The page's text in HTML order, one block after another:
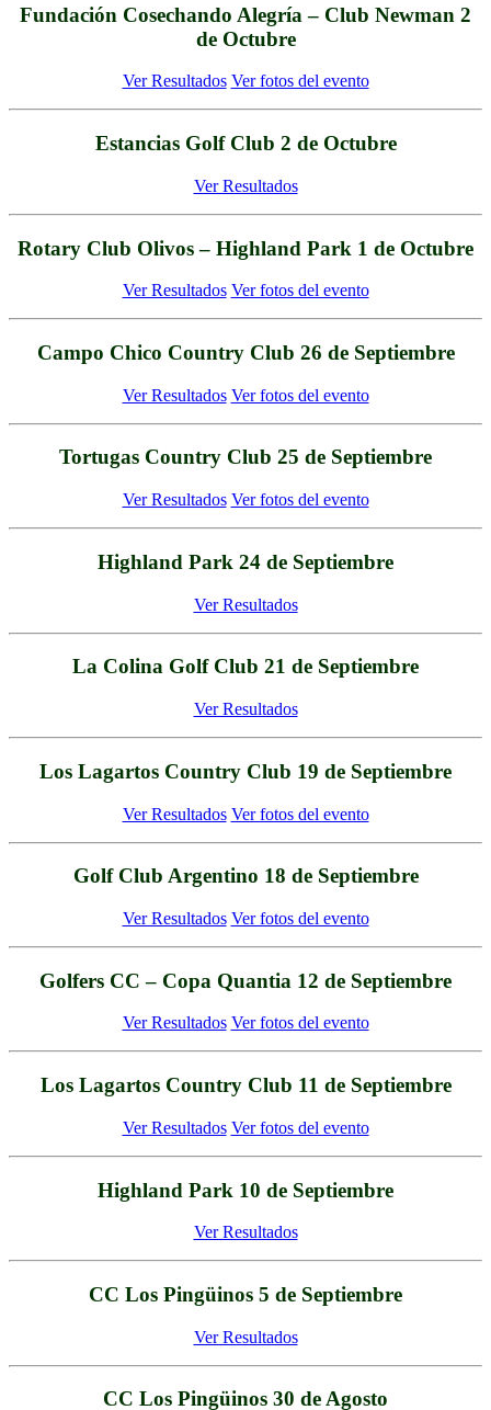
Fundación Cosechando Alegría – Club Newman 2
de Octubre
Ver Resultados Ver fotos del evento
Estancias Golf Club 2 de Octubre
Ver Resultados
Rotary Club Olivos – Highland Park 1 de Octubre
Ver Resultados Ver fotos del evento
Campo Chico Country Club 26 de Septiembre
Ver Resultados Ver fotos del evento
Tortugas Country Club 25 de Septiembre
Ver Resultados Ver fotos del evento
Highland Park 24 de Septiembre
Ver Resultados
La Colina Golf Club 21 de Septiembre
Ver Resultados
Los Lagartos Country Club 19 de Septiembre
Ver Resultados Ver fotos del evento
Golf Club Argentino 18 de Septiembre
Ver Resultados Ver fotos del evento
Golfers CC – Copa Quantia 12 de Septiembre
Ver Resultados Ver fotos del evento
Los Lagartos Country Club 11 de Septiembre
Ver Resultados Ver fotos del evento
Highland Park 10 de Septiembre
Ver Resultados
CC Los Pingüinos 5 de Septiembre
Ver Resultados
CC Los Pingüinos 30 de Agosto